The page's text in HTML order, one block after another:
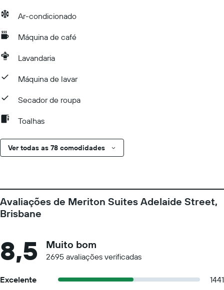
Ar-condicionado
Máquina de café
Lavandaria
Máquina de lavar
Secador de roupa
Toalhas
Ver todas as 78 comodidades
Avaliações de Meriton Suites Adelaide Street,
Brisbane
8,5 Muito bom
2695 avaliações verificadas
Excelente
1441